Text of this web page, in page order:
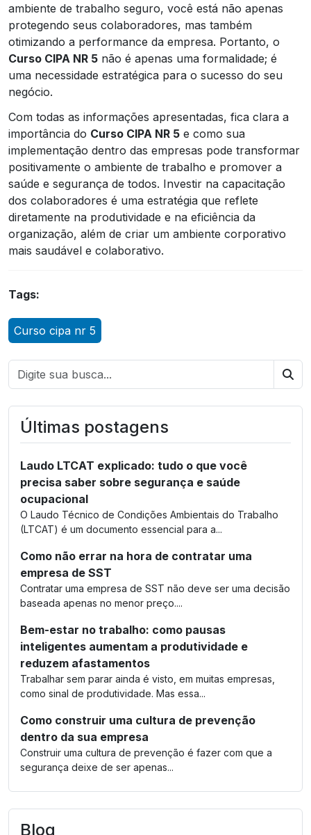
ambiente de trabalho seguro, você está não apenas
protegendo seus colaboradores, mas também
otimizando a performance da empresa. Portanto, o
Curso CIPA NR 5 não é apenas uma formalidade; é
uma necessidade estratégica para o sucesso do seu
negócio.
Com todas as informações apresentadas, fica clara a
importância do Curso CIPA NR 5 e como sua
implementação dentro das empresas pode transformar
positivamente o ambiente de trabalho e promover a
saúde e segurança de todos. Investir na capacitação
dos colaboradores é uma estratégia que reflete
diretamente na produtividade e na eficiência da
organização, além de criar um ambiente corporativo
mais saudável e colaborativo.
Tags:
Curso cipa nr 5
Últimas postagens
Laudo LTCAT explicado: tudo o que você
precisa saber sobre segurança e saúde
ocupacional
O Laudo Técnico de Condições Ambientais do Trabalho
(LTCAT) é um documento essencial para a...
Como não errar na hora de contratar uma
empresa de SST
Contratar uma empresa de SST não deve ser uma decisão
baseada apenas no menor preço....
Bem-estar no trabalho: como pausas
inteligentes aumentam a produtividade e
reduzem afastamentos
Trabalhar sem parar ainda é visto, em muitas empresas,
como sinal de produtividade. Mas essa...
Como construir uma cultura de prevenção
dentro da sua empresa
Construir uma cultura de prevenção é fazer com que a
segurança deixe de ser apenas...
Blog